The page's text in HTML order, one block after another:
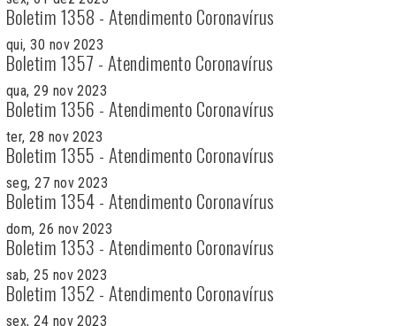
Boletim 1358 - Atendimento Coronavírus
qui, 30 nov 2023
Boletim 1357 - Atendimento Coronavírus
qua, 29 nov 2023
Boletim 1356 - Atendimento Coronavírus
ter, 28 nov 2023
Boletim 1355 - Atendimento Coronavírus
seg, 27 nov 2023
Boletim 1354 - Atendimento Coronavírus
dom, 26 nov 2023
Boletim 1353 - Atendimento Coronavírus
sab, 25 nov 2023
Boletim 1352 - Atendimento Coronavírus
sex, 24 nov 2023